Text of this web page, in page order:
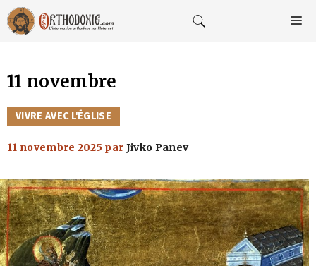
Aller
au
contenu
11 novembre
CATÉGORIES
VIVRE AVEC L'ÉGLISE
11 novembre 2025 par Jivko Panev